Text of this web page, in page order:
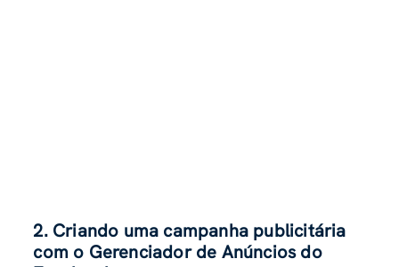
2. Criando uma campanha publicitária
com o Gerenciador de Anúncios do